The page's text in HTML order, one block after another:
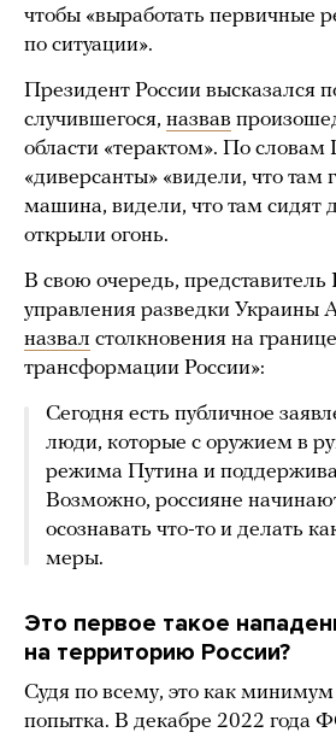
чтобы «выработать первичные
по ситуации».
Президент России высказался
случившегося, назвав
области «терактом». По словам
«диверсанты» «видели, что там
машина, видели, что там сидят
открыли огонь.
В свою очередь, представитель
управления разведки Украины
назвал столкновения на
трансформации России»:
Сегодня есть публичное
люди, которые с оружием в
режима Путина и
Возможно, россияне
осознавать что-то и делать
меры.
Это первое такое
на территорию России?
Судя по всему, это как
попытка. В декабре 2022 года